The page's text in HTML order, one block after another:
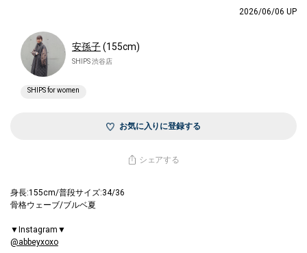
2026/06/06 UP
安孫子(155cm)
SHIPS 渋谷店
SHIPS for women
お気に入りに登録する
シェアする
身長:155cm/普段サイズ:34/36
骨格ウェーブ/ブルベ夏
▼Instagram▼
@abbeyxoxo